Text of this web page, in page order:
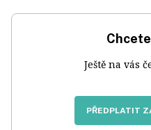
Ještě na vás
PŘEDPLATIT